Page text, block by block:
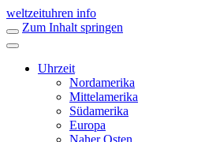
weltzeituhren info
Zum Inhalt springen
Uhrzeit
Nordamerika
Mittelamerika
Südamerika
Europa
Naher Osten